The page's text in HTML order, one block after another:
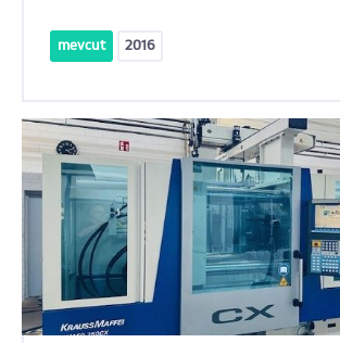
mevcut 2016